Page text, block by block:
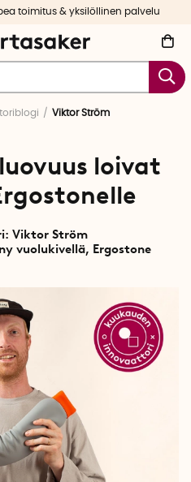
& yksilöllinen palvelu
Viktor Ström
loivat
Viktor Ström
vuolukivellä, Ergostone